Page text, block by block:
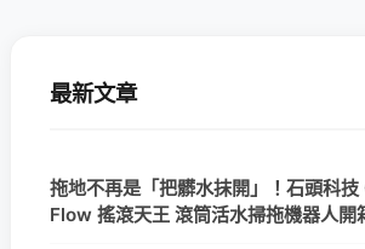
最新文章
拖地不再是「把髒水抹開」！石頭科
Flow 搖滾天王 滾筒活水掃拖機器人開